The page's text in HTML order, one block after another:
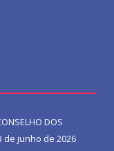
DOS
de junho de 2026